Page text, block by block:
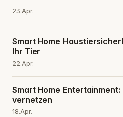
23.Apr.
Smart Home
Ihr Tier
22.Apr.
Smart Home Entertainment:
vernetzen
18.Apr.